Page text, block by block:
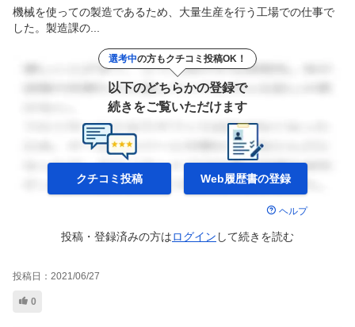
機械を使っての製造であるため、大量生産を行う工場での仕事で
した。製造課の...
選考中の方もクチコミ投稿OK！
以下のどちらかの登録で
続きをご覧いただけます
クチコミ投稿 Web履歴書の登録
ヘルプ
投稿・登録済みの方はログイン して続きを読む
投稿日： 2021/06/27
0